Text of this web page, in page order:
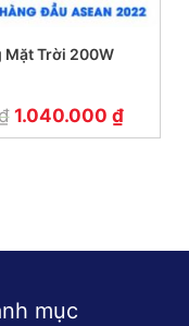
Mặt Trời 200W
1.040.000 ₫
mục